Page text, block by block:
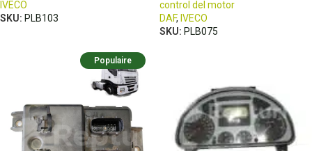
IVECO
SKU: PLB103
control del motor
DAF, IVECO
SKU: PLB075
Populaire